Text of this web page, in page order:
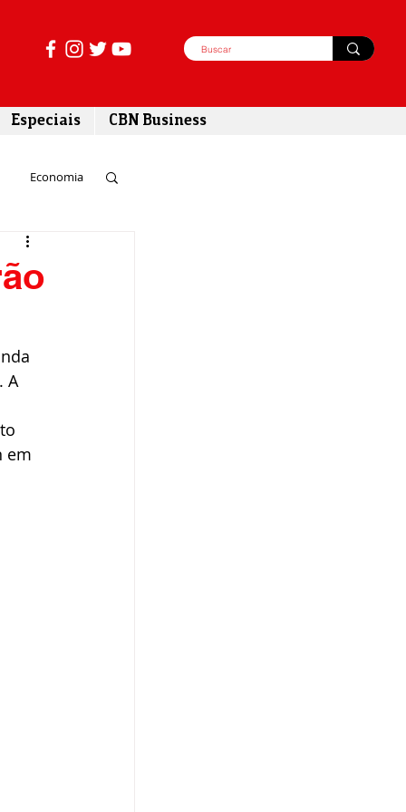
Especiais CBN Business
Economia
A
em